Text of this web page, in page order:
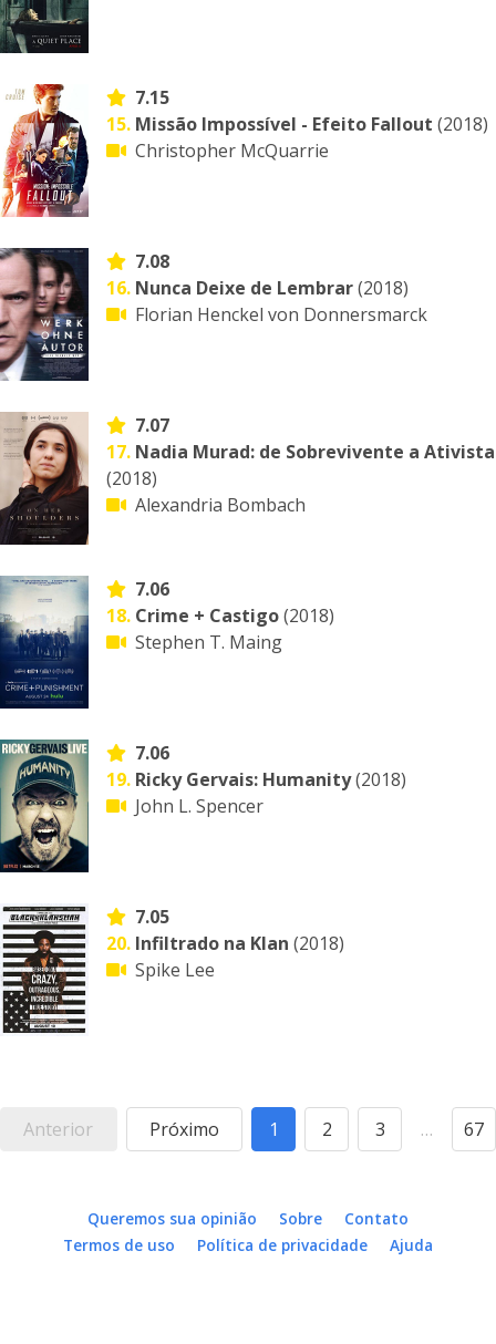
7.15
15. Missão Impossível - Efeito Fallout (2018)
Christopher McQuarrie
7.08
16. Nunca Deixe de Lembrar(2018)
Florian Henckel von Donnersmarck
7.07
17. Nadia Murad: de Sobrevivente a Ativista
(2018)
Alexandria Bombach
7.06
18. Crime + Castigo(2018)
Stephen T. Maing
7.06
19. Ricky Gervais: Humanity(2018)
John L. Spencer
7.05
20. Infiltrado na Klan (2018)
Spike Lee
Anterior Próximo 1 2 3 … 67
Queremos sua opinião Sobre
Contato
Termos de uso
Política de privacidade Ajuda